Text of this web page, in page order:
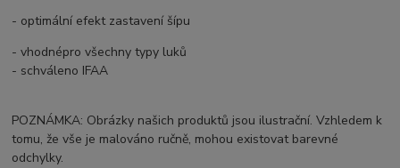
- optimální efekt zastavení šípu
- vhodnépro všechny typy luků
- schváleno IFAA
POZNÁMKA: Obrázky našich produktů jsou ilustrační. Vzhledem k
tomu, že vše je malováno ručně, mohou existovat barevné
odchylky.